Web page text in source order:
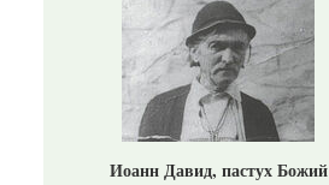
Иоанн Давид, пастух Божий